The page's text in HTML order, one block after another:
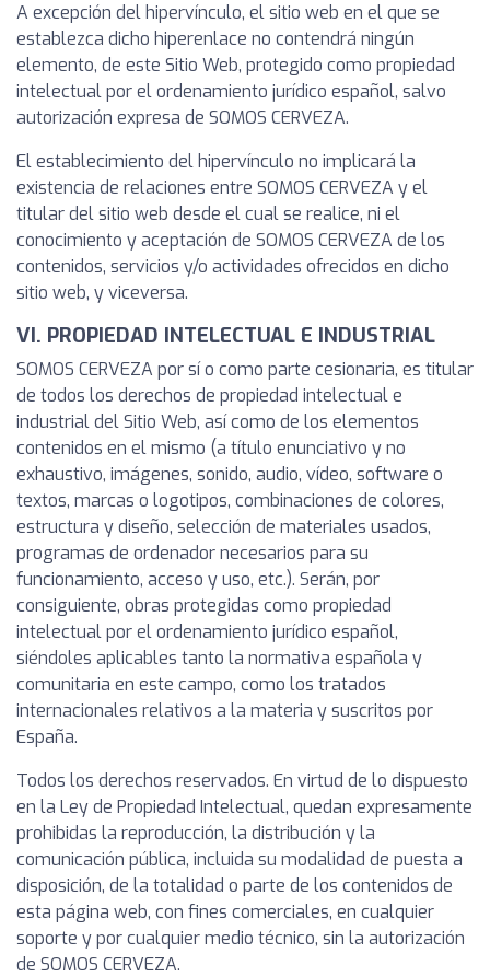
A excepción del hipervínculo, el sitio web en el que se
establezca dicho hiperenlace no contendrá ningún
elemento, de este Sitio Web, protegido como propiedad
intelectual por el ordenamiento jurídico español, salvo
autorización expresa de SOMOS CERVEZA.
El establecimiento del hipervínculo no implicará la
existencia de relaciones entre SOMOS CERVEZA y el
titular del sitio web desde el cual se realice, ni el
conocimiento y aceptación de SOMOS CERVEZA de los
contenidos, servicios y/o actividades ofrecidos en dicho
sitio web, y viceversa.
VI. PROPIEDAD INTELECTUAL E INDUSTRIAL
SOMOS CERVEZA por sí o como parte cesionaria, es titular
de todos los derechos de propiedad intelectual e
industrial del Sitio Web, así como de los elementos
contenidos en el mismo (a título enunciativo y no
exhaustivo, imágenes, sonido, audio, vídeo, software o
textos, marcas o logotipos, combinaciones de colores,
estructura y diseño, selección de materiales usados,
programas de ordenador necesarios para su
funcionamiento, acceso y uso, etc.). Serán, por
consiguiente, obras protegidas como propiedad
intelectual por el ordenamiento jurídico español,
siéndoles aplicables tanto la normativa española y
comunitaria en este campo, como los tratados
internacionales relativos a la materia y suscritos por
España.
Todos los derechos reservados. En virtud de lo dispuesto
en la Ley de Propiedad Intelectual, quedan expresamente
prohibidas la reproducción, la distribución y la
comunicación pública, incluida su modalidad de puesta a
disposición, de la totalidad o parte de los contenidos de
esta página web, con fines comerciales, en cualquier
soporte y por cualquier medio técnico, sin la autorización
de SOMOS CERVEZA.